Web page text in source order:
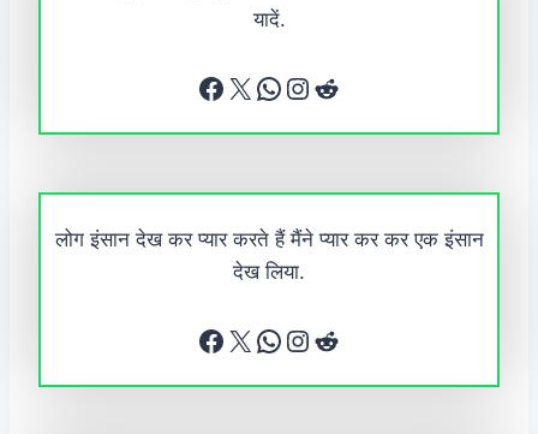
यादें.
Facebook X WhatsApp Instagram Reddit
लोग इंसान देख कर प्यार करते हैं मैंने प्यार कर कर एक इंसान
देख लिया.
Facebook X WhatsApp Instagram Reddit